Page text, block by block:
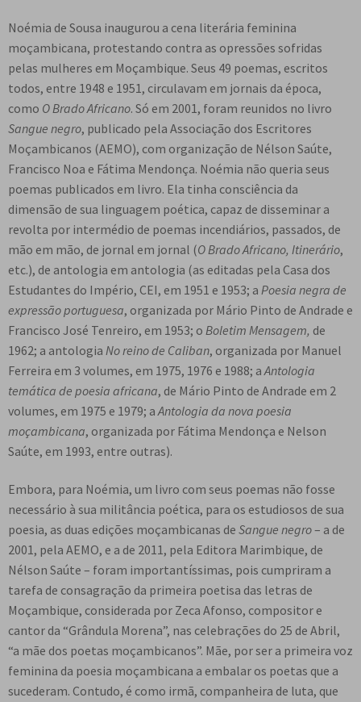
Noémia de Sousa inaugurou a cena literária feminina
moçambicana, protestando contra as opressões sofridas
pelas mulheres em Moçambique. Seus 49 poemas, escritos
todos, entre 1948 e 1951, circulavam em jornais da época,
como O Brado Africano. Só em 2001, foram reunidos no livro
Sangue negro, publicado pela Associação dos Escritores
Moçambicanos (AEMO), com organização de Nélson Saúte,
Francisco Noa e Fátima Mendonça. Noémia não queria seus
poemas publicados em livro. Ela tinha consciência da
dimensão de sua linguagem poética, capaz de disseminar a
revolta por intermédio de poemas incendiários, passados, de
mão em mão, de jornal em jornal (O Brado Africano, Itinerário,
etc.), de antologia em antologia (as editadas pela Casa dos
Estudantes do Império, CEI, em 1951 e 1953; a Poesia negra de
expressão portuguesa, organizada por Mário Pinto de Andrade e
Francisco José Tenreiro, em 1953; o Boletim Mensagem, de
1962; a antologia No reino de Caliban, organizada por Manuel
Ferreira em 3 volumes, em 1975, 1976 e 1988; a Antologia
temática de poesia africana, de Mário Pinto de Andrade em 2
volumes, em 1975 e 1979; a Antologia da nova poesia
moçambicana, organizada por Fátima Mendonça e Nelson
Saúte, em 1993, entre outras).
Embora, para Noémia, um livro com seus poemas não fosse
necessário à sua militância poética, para os estudiosos de sua
poesia, as duas edições moçambicanas de Sangue negro– a de
2001, pela AEMO, e a de 2011, pela Editora Marimbique, de
Nélson Saúte – foram importantíssimas, pois cumpriram a
tarefa de consagração da primeira poetisa das letras de
Moçambique, considerada por Zeca Afonso, compositor e
cantor da “Grândula Morena”, nas celebrações do 25 de Abril,
“a mãe dos poetas moçambicanos”. Mãe, por ser a primeira voz
feminina da poesia moçambicana a embalar os poetas que a
sucederam. Contudo, é como irmã, companheira de luta, que